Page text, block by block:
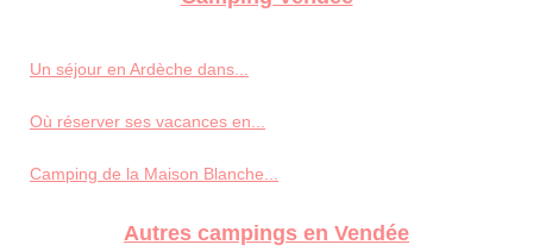
Un séjour en Ardèche dans...
Où réserver ses vacances en...
Camping de la Maison Blanche...
Autres campings en Vendée